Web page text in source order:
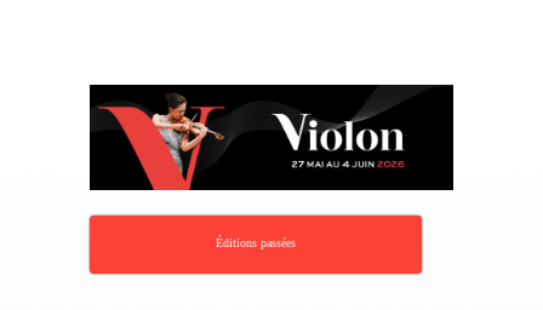
Éditions passées